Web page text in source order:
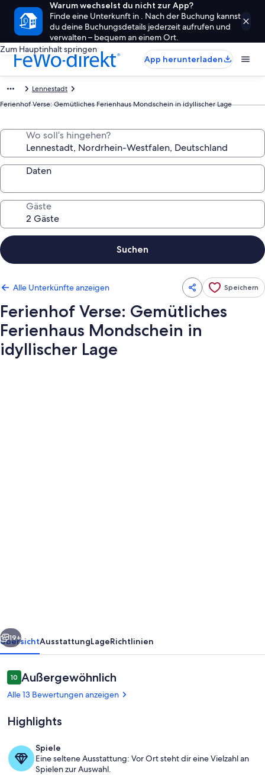
Warum wechselst du nicht zur App?
Finde eine Unterkunft in . Nach der Buchung kannst
du deine Buchungsdetails jederzeit aufrufen und
verwalten – bequem an einem Ort.
Zum Hauptinhalt springen
App herunterladen
Lennestadt
Ferienhof Verse: Gemütliches Ferienhaus Mondschein in idyllischer Lage
Wo soll’s hingehen?
Daten
Gäste
Suchen
Alle Unterkünfte anzeigen Speichern
Ferienhof Verse: Gemütliches
Ferienhaus Mondschein in
idyllischer Lage
idyllischer
Lage
Weiter
19+
ÜbersichtAusstattungLageRichtlinien
Bewertungen
1010 von 10.
Außergewöhnlich
Alle 13 Bewertungen anzeigen
Highlights
Spiele
Eine seltene Ausstattung: Vor Ort steht dir eine Vielzahl an
Spielen zur Auswahl.